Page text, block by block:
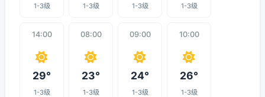
1-3级 1-3级 1-3级 1-3级
14:00
29°
1-3级
08:00
23°
1-3级
09:00
24°
1-3级
10:00
26°
1-3级